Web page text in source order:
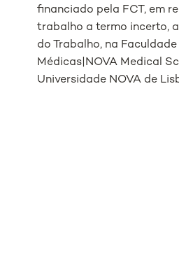
financiado pela FCT, em
trabalho a termo incerto,
do Trabalho, na
Médicas|NOVA Medical
Universidade NOVA de